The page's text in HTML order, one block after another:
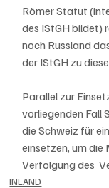
Römer Statut
des IStGH bildet)
noch Russland
der IStGH zu
Parallel zur
vorliegenden Fall
die Schweiz für
einsetzen, um die
Verfolgung des
INLAND